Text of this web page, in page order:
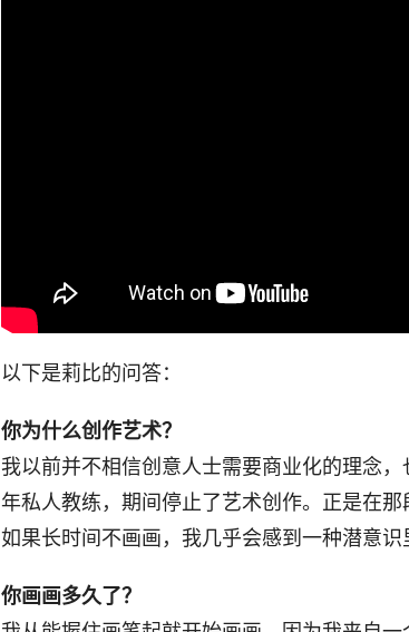
以下是莉比的问答：
你为什么创作艺术？
我以前并不相信创意人士需要商业化的理念
年私人教练，期间停止了艺术创作。正是在
如果长时间不画画，我几乎会感到一种潜意
你画画多久了？